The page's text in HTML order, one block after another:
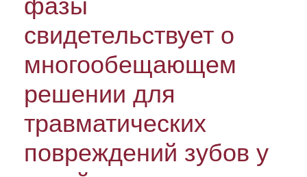
фазы
свидетельствует о
многообещающем
решении для
травматических
повреждений зубов у